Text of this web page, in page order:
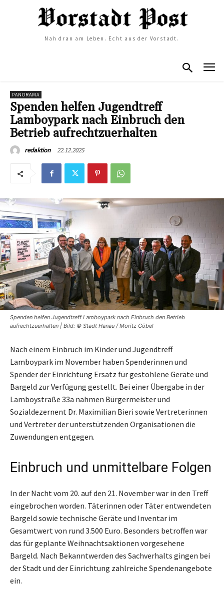
Nah dran am Leben. Echt aus der Vorstadt.
PANORAMA
Spenden helfen Jugendtreff
Lamboypark nach Einbruch den
Betrieb aufrechtzuerhalten
redaktion 22.12.2025
Spenden helfen Jugendtreff Lamboypark nach Einbruch den Betrieb
aufrechtzuerhalten | Bild: © Stadt Hanau / Moritz Göbel
Nach einem Einbruch im Kinder und Jugendtreff
Lamboypark im November haben Spenderinnen und
Spender der Einrichtung Ersatz für gestohlene Geräte und
Bargeld zur Verfügung gestellt. Bei einer Übergabe in der
Lamboystraße 33a nahmen Bürgermeister und
Sozialdezernent Dr. Maximilian Bieri sowie Vertreterinnen
und Vertreter der unterstützenden Organisationen die
Zuwendungen entgegen.
Einbruch und unmittelbare Folgen
In der Nacht vom 20. auf den 21. November war in den Treff
eingebrochen worden. Täterinnen oder Täter entwendeten
Bargeld sowie technische Geräte und Inventar im
Gesamtwert von rund 3.500 Euro. Besonders betroffen war
das für geplante Weihnachtsaktionen vorgesehene
Bargeld. Nach Bekanntwerden des Sachverhalts gingen bei
der Stadt und der Einrichtung zahlreiche Spendenangebote
ein.